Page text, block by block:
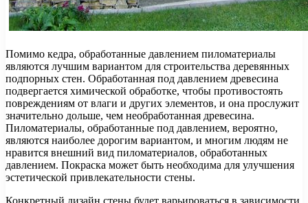
Помимо кедра, обработанные давлением пиломатериалы
являются лучшим вариантом для строительства деревянных
подпорных стен. Обработанная под давлением древесина
подвергается химической обработке, чтобы противостоять
повреждениям от влаги и других элементов, и она прослужит
значительно дольше, чем необработанная древесина.
Пиломатериалы, обработанные под давлением, вероятно,
являются наиболее дорогим вариантом, и многим людям не
нравится внешний вид пиломатериалов, обработанных
давлением. Покраска может быть необходима для улучшения
эстетической привлекательности стены.
Конкретный дизайн стены будет варьироваться в зависимости